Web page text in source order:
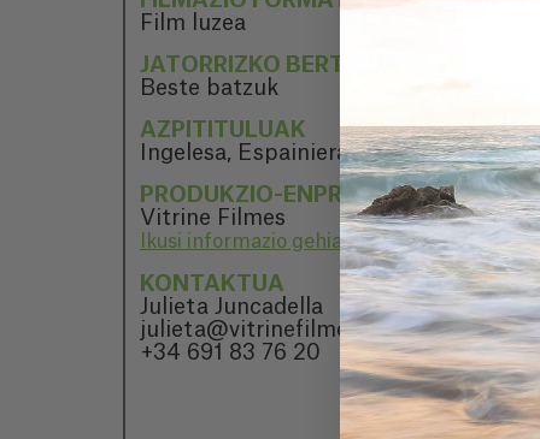
Film luzea
JATORRIZKO BERTSIOA
Beste batzuk
AZPITITULUAK
Ingelesa, Espainiera, Euskara,
PRODUKZIO-ENPRESA
Vitrine Filmes
Ikusi informazio gehiago Vitrine Filmes
KONTAKTUA
Julieta Juncadella
julieta@vitrinefilmes.com
+34 691 83 76 20